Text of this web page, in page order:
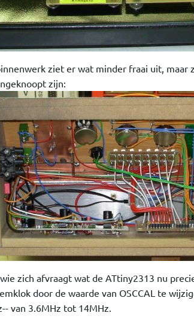
ziet er wat minder fraai uit, maar
zijn:
zich afvraagt wat de ATtiny2313 nu
door de waarde van OSCCAL te
van 3.6MHz tot 14MHz.